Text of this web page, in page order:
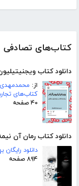
کتاب‌های تصادفی
دانلود کتاب
از:
کتاب‌های
۴۰ صفحه
دانلود کتاب رمان آن
دانلود رایگان
۸۹۴ صفحه